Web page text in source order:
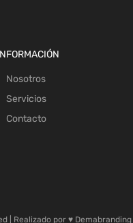
Nosotros
Servicios
Contacto
| Realizado por ♥ Demabranding